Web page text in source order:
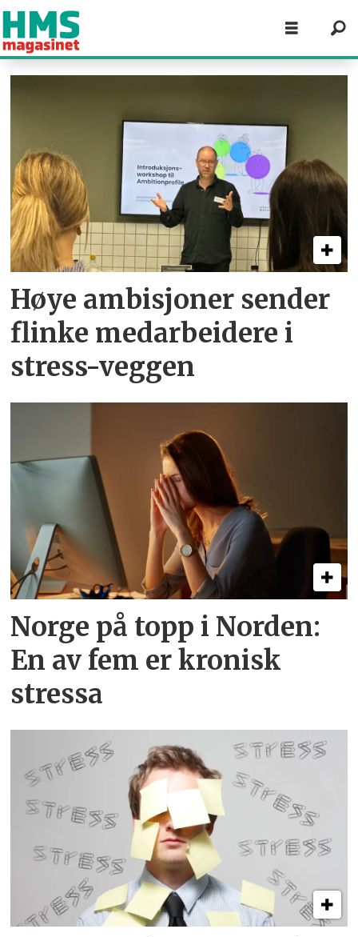
Tag:
stress
Høye ambisjoner sender
flinke medarbeidere i
stress-veggen
Norge på topp i Norden:
En av fem er kronisk
stressa